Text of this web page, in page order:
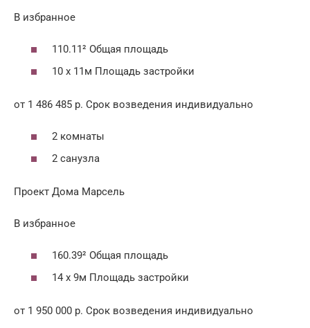
В избранное
110.11² Общая площадь
10 x 11м Площадь застройки
от 1 486 485 р. Срок возведения индивидуально
2 комнаты
2 санузла
Проект Дома Марсель
В избранное
160.39² Общая площадь
14 x 9м Площадь застройки
от 1 950 000 р. Срок возведения индивидуально